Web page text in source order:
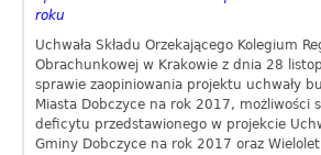
roku
Uchwała Składu Orzekającego Kolegium
Obrachunkowej w Krakowie z dnia 28
sprawie zaopiniowania projektu uchwały
Miasta Dobczyce na rok 2017, możliwości
deficytu przedstawionego w projekcie
Gminy Dobczyce na rok 2017 oraz